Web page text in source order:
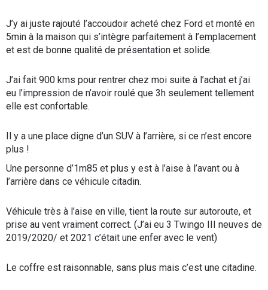
J’y ai juste rajouté l’accoudoir acheté chez Ford et monté en
5min à la maison qui s’intègre parfaitement à l’emplacement
et est de bonne qualité de présentation et solide.
J’ai fait 900 kms pour rentrer chez moi suite à l’achat et j’ai
eu l’impression de n’avoir roulé que 3h seulement tellement
elle est confortable.
Il y a une place digne d’un SUV à l’arrière, si ce n’est encore
plus !
Une personne d’1m85 et plus y est à l’aise à l’avant ou à
l’arrière dans ce véhicule citadin.
Véhicule très à l’aise en ville, tient la route sur autoroute, et
prise au vent vraiment correct. (J’ai eu 3 Twingo III neuves de
2019/2020/ et 2021 c’était une enfer avec le vent)
Le coffre est raisonnable, sans plus mais c’est une citadine.